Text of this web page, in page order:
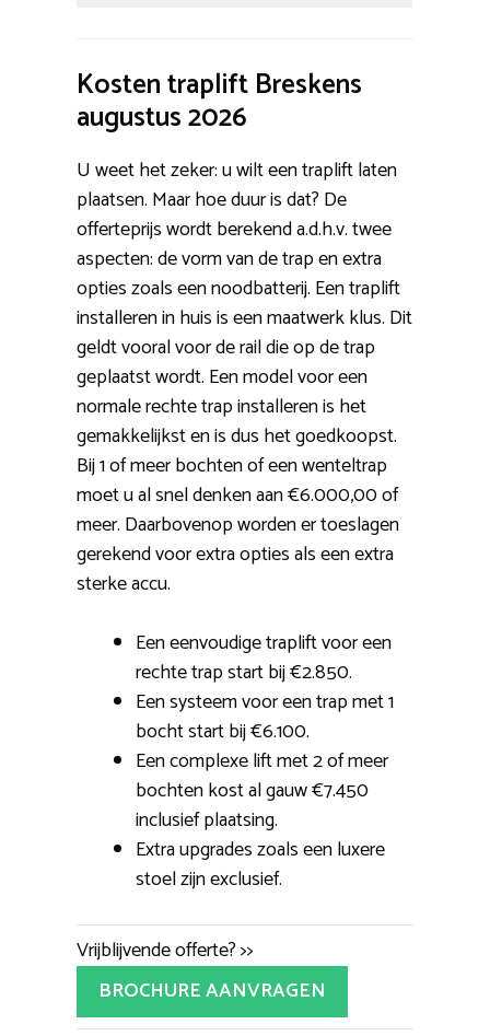
Kosten traplift Breskens
augustus 2026
U weet het zeker: u wilt een traplift laten
plaatsen. Maar hoe duur is dat? De
offerteprijs wordt berekend a.d.h.v. twee
aspecten: de vorm van de trap en extra
opties zoals een noodbatterij. Een traplift
installeren in huis is een maatwerk klus. Dit
geldt vooral voor de rail die op de trap
geplaatst wordt. Een model voor een
normale rechte trap installeren is het
gemakkelijkst en is dus het goedkoopst.
Bij 1 of meer bochten of een wenteltrap
moet u al snel denken aan €6.000,00 of
meer. Daarbovenop worden er toeslagen
gerekend voor extra opties als een extra
sterke accu.
Een eenvoudige traplift voor een
rechte trap start bij €2.850.
Een systeem voor een trap met 1
bocht start bij €6.100.
Een complexe lift met 2 of meer
bochten kost al gauw €7.450
inclusief plaatsing.
Extra upgrades zoals een luxere
stoel zijn exclusief.
Vrijblijvende offerte? >>
BROCHURE AANVRAGEN